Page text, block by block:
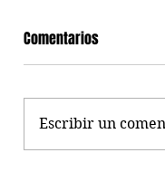
Comentarios
Escribir un